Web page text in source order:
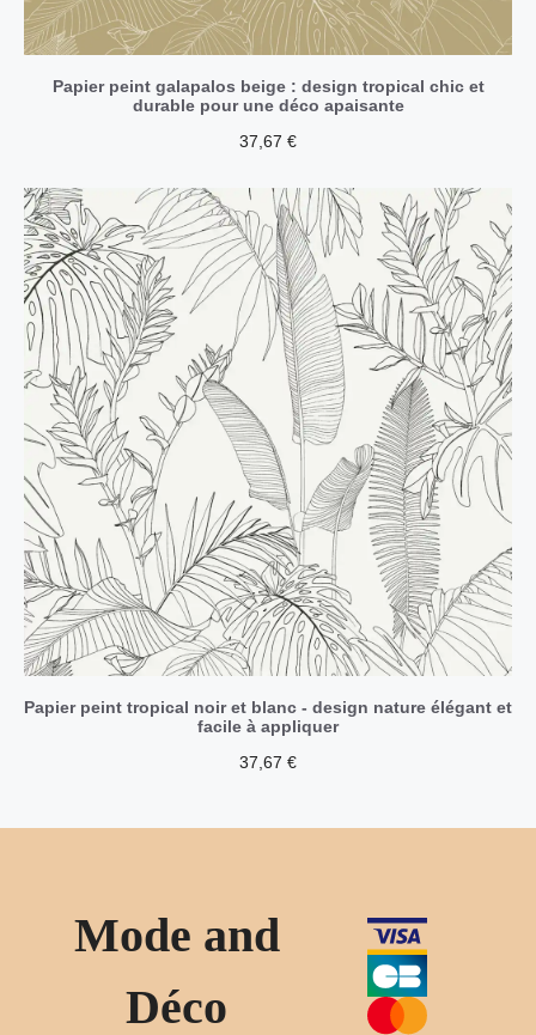
Papier peint galapalos beige : design tropical chic et
durable pour une déco apaisante
37,67 €
Papier peint tropical noir et blanc - design nature élégant et
facile à appliquer
37,67 €
Mode and
Déco